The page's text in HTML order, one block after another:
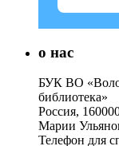
о нас
БУК ВО
библиотека»
Россия,
Марии
Телефон для